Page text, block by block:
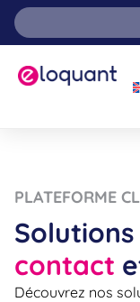
PLATEFORME
contact
Découvrez nos